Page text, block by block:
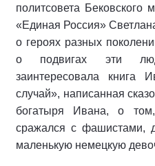
политсовета Бековского
«Единая Россия»
о героях разных
о подвигах эти
заинтересовала книга
случай», написанная
богатыря Ивана, о
сражался с фашистами,
маленькую немецкую